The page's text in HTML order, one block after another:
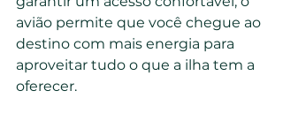
avião permite que você chegue ao
destino com mais energia para
aproveitar tudo o que a ilha tem a
oferecer.